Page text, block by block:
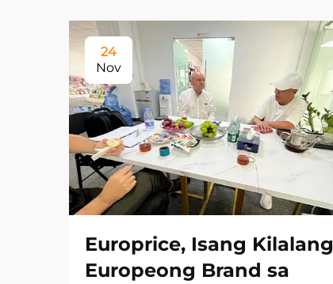
24
Nov
Europrice, Isang Kilalang
Europeong Brand sa